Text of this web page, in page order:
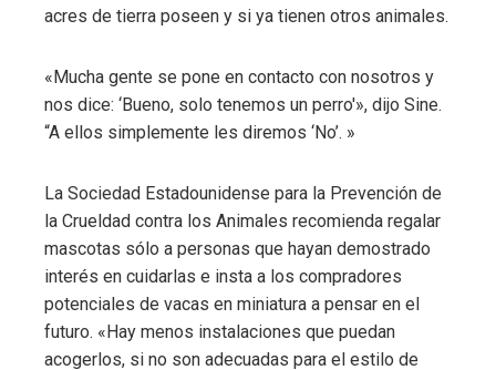
acres de tierra poseen y si ya tienen otros animales.
«Mucha gente se pone en contacto con nosotros y
nos dice: ‘Bueno, solo tenemos un perro'», dijo Sine.
“A ellos simplemente les diremos ‘No’. »
La Sociedad Estadounidense para la Prevención de
la Crueldad contra los Animales recomienda regalar
mascotas sólo a personas que hayan demostrado
interés en cuidarlas e insta a los compradores
potenciales de vacas en miniatura a pensar en el
futuro. «Hay menos instalaciones que puedan
acogerlos, si no son adecuadas para el estilo de